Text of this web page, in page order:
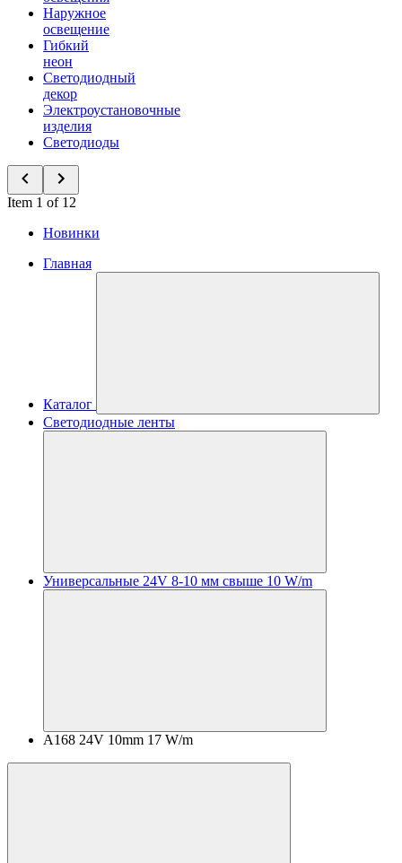
Наружное
освещение
Гибкий
неон
Светодиодный
декор
Электроустановочные
изделия
Светодиоды
Item 1 of 12
Новинки
Главная
Каталог
Светодиодные ленты
Универсальные 24V 8-10 мм свыше 10 W/m
A168 24V 10mm 17 W/m